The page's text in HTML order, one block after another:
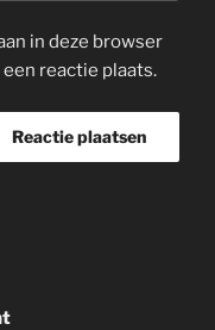
in deze browser
reactie plaats.